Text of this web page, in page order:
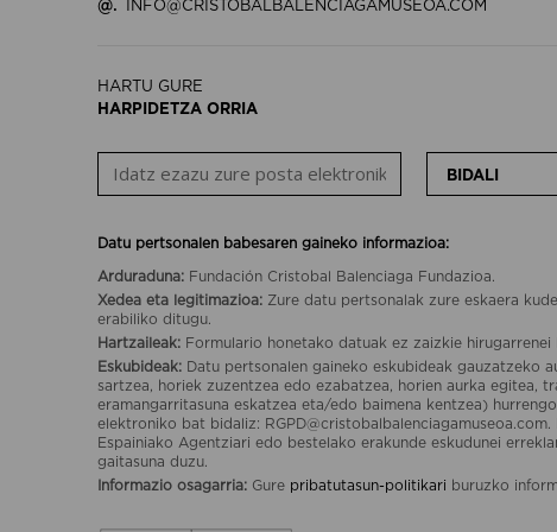
@.
INFO@CRISTOBALBALENCIAGAMUSEOA.COM
HARTU GURE
HARPIDETZA ORRIA
BIDALI
Datu pertsonalen babesaren gaineko informazioa:
Arduraduna: Fundación Cristobal Balenciaga Fundazioa.
Xedea eta legitimazioa: Zure datu pertsonalak zure eskaera
erabiliko ditugu.
Hartzaileak: Formulario honetako datuak ez zaizkie hirugarrenei
Eskubideak: Datu pertsonalen gaineko eskubideak gauzatzeko
sartzea, horiek zuzentzea edo ezabatzea, horien aurka egitea,
eramangarritasuna eskatzea eta/edo baimena kentzea)
elektroniko bat bidaliz: RGPD@cristobalbalenciagamuseoa.com.
Espainiako Agentziari edo bestelako erakunde eskudunei
gaitasuna duzu.
Informazio osagarria: Gure pribatutasun-politikari buruzko